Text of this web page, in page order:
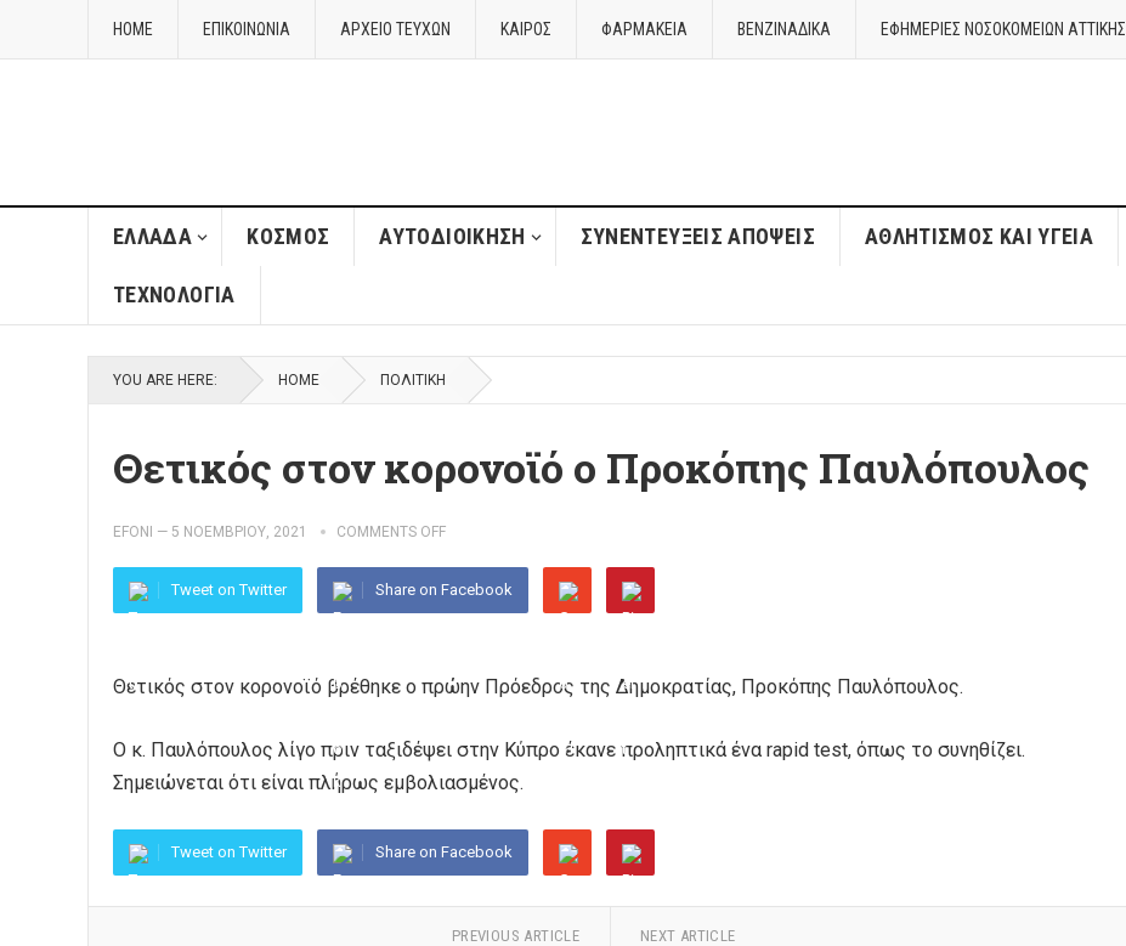
HOME ΕΠΙΚΟΙΝΩΝΙΑ ΑΡΧΕΙΟ ΤΕΥΧΩΝ ΚΑΙΡΌΣ ΦΑΡΜΑΚΕΙΑ ΒΕΝΖΙΝΑΔΙΚΑ ΕΦΗΜΕΡΙΕΣ ΝΟΣΟΚΟΜΕΙΩΝ ΑΤΤΙΚΗΣ
ΈΛΛΑΔΑ ΚΌΣΜΟΣ ΑΥΤΟΔΙΟΊΚΗΣΗ ΣΥΝΕΝΤΕΎΞΕΙΣ ΑΠΌΨΕΙΣ ΑΘΛΗΤΙΣΜΌΣ ΚΑΙ ΥΓΕΊΑ
ΤΕΧΝΟΛΟΓΊΑ
YOU ARE HERE: HOME ΠΟΛΙΤΙΚΉ
Θετικός στον κορονοϊό ο Προκόπης Παυλόπουλος
EFONI — 5 ΝΟΕΜΒΡΊΟΥ, 2021 COMMENTS OFF
Tweet on Twitter Share on Facebook
Θετικός στον κορονοϊό βρέθηκε ο πρώην Πρόεδρος της Δημοκρατίας, Προκόπης Παυλόπουλος.
Ο κ. Παυλόπουλος λίγο πριν ταξιδέψει στην Κύπρο έκανε προληπτικά ένα rapid test, όπως το συνηθίζει.
Σημειώνεται ότι είναι πλήρως εμβολιασμένος.
Tweet on Twitter Share on Facebook
PREVIOUS ARTICLE NEXT ARTICLE